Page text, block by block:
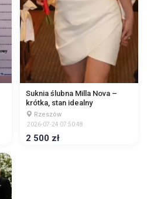
Suknia ślubna Milla Nova –
krótka, stan idealny
Rzeszów
2026-07-24 07:50:48
2 500 zł